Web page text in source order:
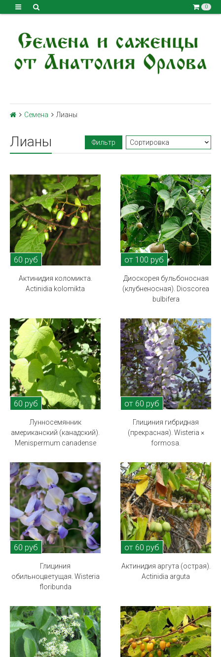
0
Семена Лианы
Лианы Фильтр
60 руб
Актинидия коломикта.
Actinidia kolomikta
от 100 руб
Диоскорея бульбоносная
(клубненосная). Dioscorea
bulbifera
60 руб
Лунносемянник
американский (канадский).
Menispermum canadense
от 60 руб
Глициния гибридная
(прекрасная). Wisteria ×
formosa.
60 руб
Глициния
обильноцветущая. Wisteria
floribunda
от 60 руб
Актинидия аргута (острая).
Actinidia arguta